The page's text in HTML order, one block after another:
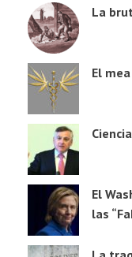
La
El
El
las